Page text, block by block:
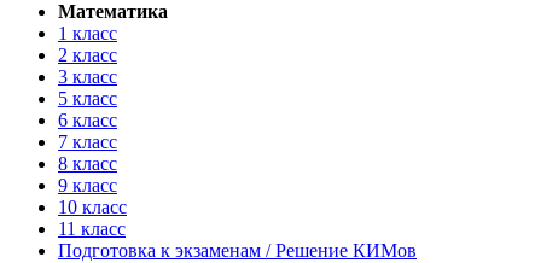
Математика
1 класс
2 класс
3 класс
5 класс
6 класс
7 класс
8 класс
9 класс
10 класс
11 класс
Подготовка к экзаменам / Решение КИМов